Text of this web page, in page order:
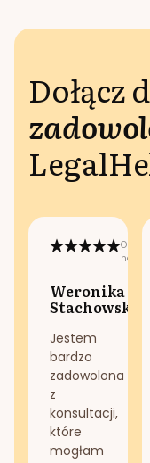
Dołącz
na:
Weronika
Stachowska
Jestem
bardzo
zadowolona
z
konsultacji,
które
mogłam